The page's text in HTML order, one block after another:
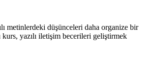
metinlerdeki düşünceleri daha organize bir
kurs, yazılı iletişim becerileri geliştirmek